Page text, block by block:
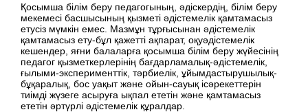
Қосымша білім беру педагогының, әдіскердің, білім беру
мекемесі басшысының қызметі әдістемелік қамтамасыз
етусіз мүмкін емес. Мазмұн тұрғысынан әдістемелік
қамтамасыз ету-бұл қажетті ақпарат, оқуәдістемелік
кешендер, яғни балаларға қосымша білім беру жүйесінің
педагог қызметкерлерінің бағдарламалық-әдістемелік,
ғылыми-эксперименттік, тәрбиелік, ұйымдастырушылық-
бұқаралық, бос уақыт және ойын-сауық ісәрекеттерін
тиімді жүзеге асыруға ықпал ететін және қамтамасыз
ететін әртүрлі әдістемелік құралдар.